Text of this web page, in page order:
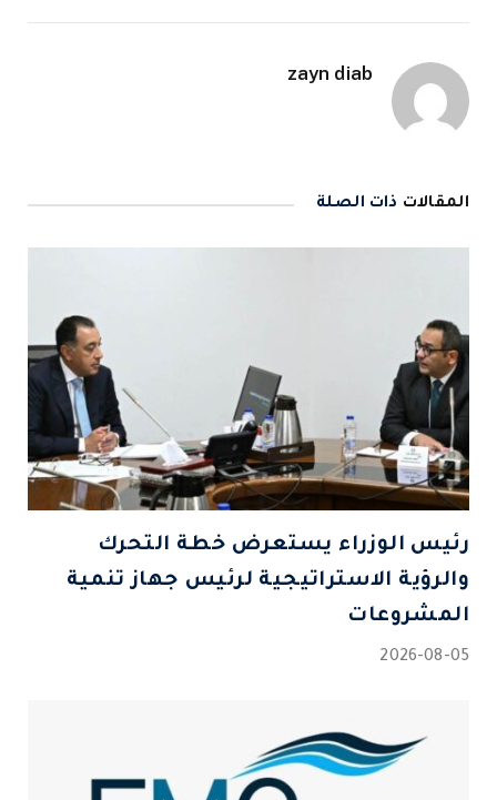
zayn diab
المقالات ذات الصلة
رئيس الوزراء يستعرض خطة التحرك
والرؤية الاستراتيجية لرئيس جهاز تنمية
المشروعات
2026-08-05